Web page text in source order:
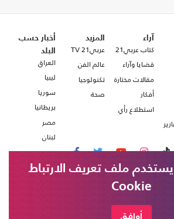
آراء
كتاب عربي21
قضايا وآراء
مقالات مختارة
أفكار
استطلاع رأي
المزيد
عربي21 TV
عالم الفن
تكنولوجيا
صحة
أخبار حسب
البلد
العراق
ليبيا
سوريا
بريطانيا
مصر
لبنان
ملف تعريف الارتباط
Cookie
أوافق